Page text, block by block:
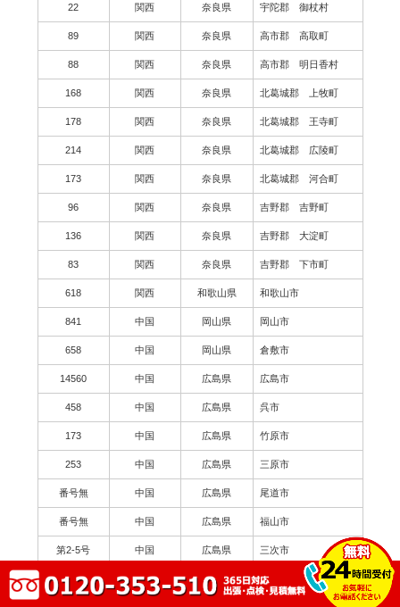
22 関西 奈良県 宇陀郡 御杖村
89 関西 奈良県 高市郡 高取町
88 関西 奈良県 高市郡 明日香村
168 関西 奈良県 北葛城郡 上牧町
178 関西 奈良県 北葛城郡 王寺町
214 関西 奈良県 北葛城郡 広陵町
173 関西 奈良県 北葛城郡 河合町
96 関西 奈良県 吉野郡 吉野町
136 関西 奈良県 吉野郡 大淀町
83 関西 奈良県 吉野郡 下市町
618 関西 和歌山県 和歌山市
841 中国 岡山県 岡山市
658 中国 岡山県 倉敷市
14560 中国 広島県 広島市
458 中国 広島県 呉市
173 中国 広島県 竹原市
253 中国 広島県 三原市
番号無 中国 広島県 尾道市
番号無 中国 広島県 福山市
第2-5号 中国 広島県 三次市
424 中国 広島県 東広島市